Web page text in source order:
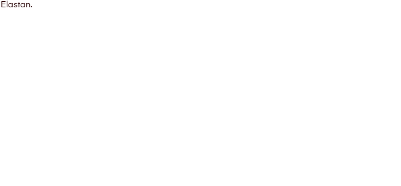
Elastan.